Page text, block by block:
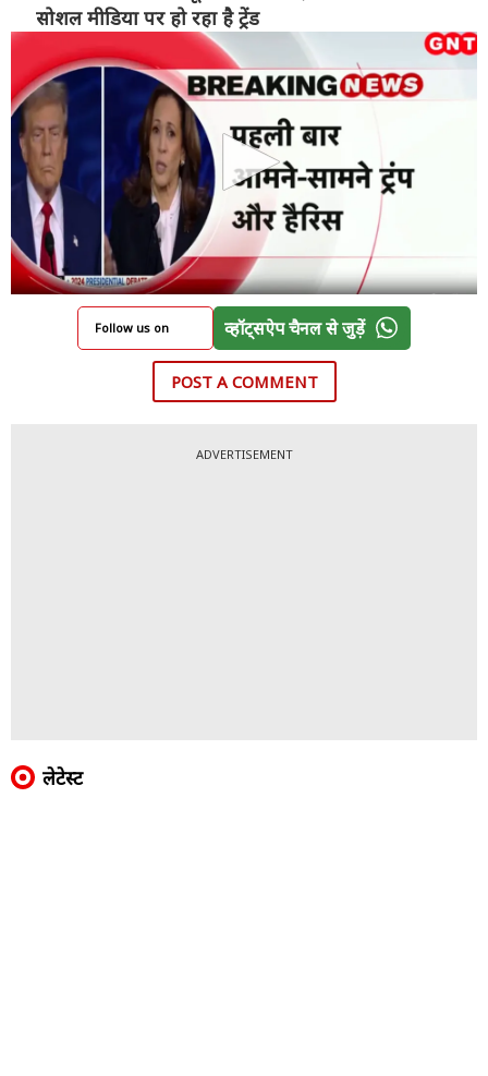
सोशल मीडिया पर हो रहा है ट्रेंड
Follow us on व्हॉट्सऐप चैनल से जुड़ें
POST A COMMENT
ADVERTISEMENT
लेटेस्ट